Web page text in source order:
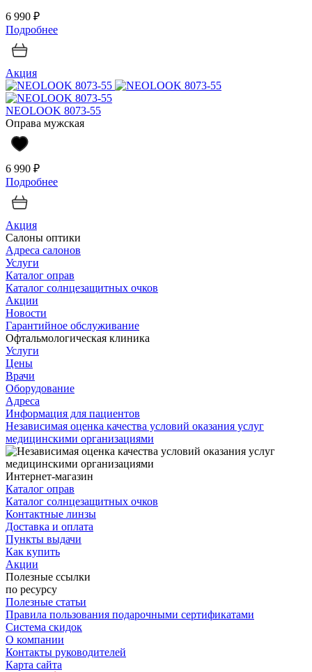
6 990 ₽
Подробнее
Акция
NEOLOOK 8073-55
Оправа мужская
6 990 ₽
Подробнее
Акция
Салоны оптики
Адреса салонов
Услуги
Каталог оправ
Каталог солнцезащитных очков
Акции
Новости
Гарантийное обслуживание
Офтальмологическая клиника
Услуги
Цены
Врачи
Оборудование
Адреса
Информация для пациентов
Независимая оценка качества условий оказания услуг
медицинскими организациями
Интернет-магазин
Каталог оправ
Каталог солнцезащитных очков
Контактные линзы
Доставка и оплата
Пункты выдачи
Как купить
Акции
Полезные ссылки
по ресурсу
Полезные статьи
Правила пользования подарочными сертификатами
Система скидок
О компании
Контакты руководителей
Карта сайта